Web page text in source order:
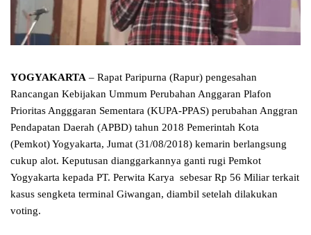
YOGYAKARTA – Rapat Paripurna (Rapur) pengesahan
Rancangan Kebijakan Ummum Perubahan Anggaran Plafon
Prioritas Angggaran Sementara (KUPA-PPAS) perubahan Anggran
Pendapatan Daerah (APBD) tahun 2018 Pemerintah Kota
(Pemkot) Yogyakarta, Jumat (31/08/2018) kemarin berlangsung
cukup alot. Keputusan dianggarkannya ganti rugi Pemkot
Yogyakarta kepada PT. Perwita Karya sebesar Rp 56 Miliar terkait
kasus sengketa terminal Giwangan, diambil setelah dilakukan
voting.